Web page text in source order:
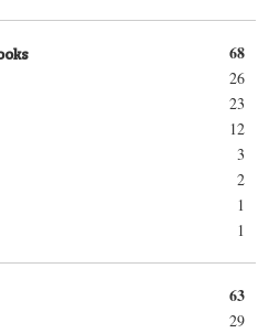
68
26
23
12
3
2
1
1
63
29